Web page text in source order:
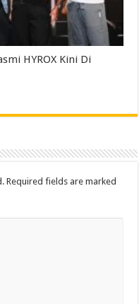
HYROX Kini Di
Required fields are marked